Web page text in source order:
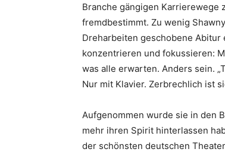
Branche gängigen Karrierewege
fremdbestimmt. Zu wenig
Dreharbeiten geschobene
konzentrieren und fokussieren:
was alle erwarten. Anders sein.
Nur mit Klavier. Zerbrechlich ist
Aufgenommen wurde sie in den
mehr ihren Spirit hinterlassen
der schönsten deutschen